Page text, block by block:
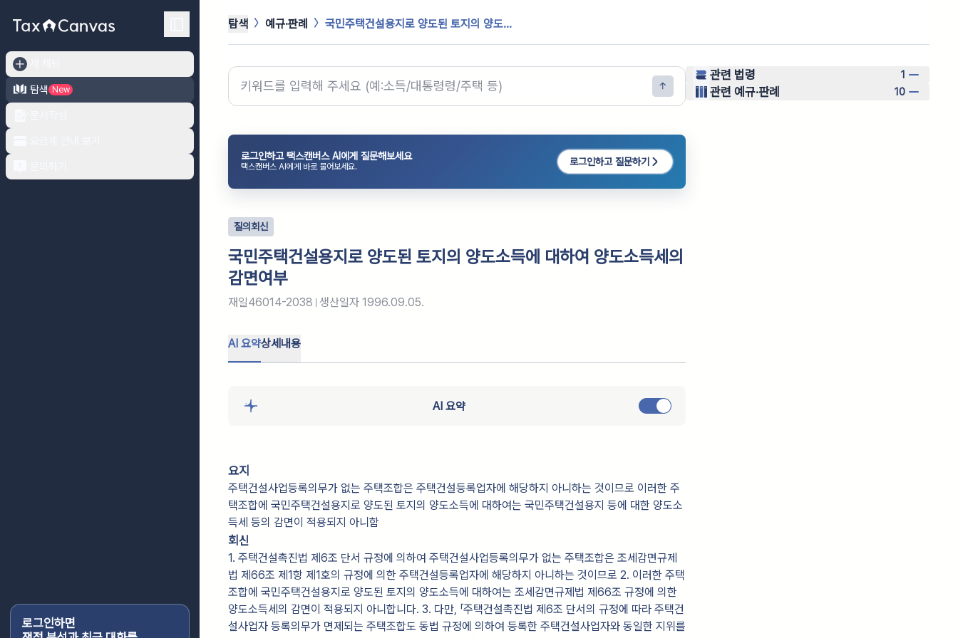
탐색
New
로그인하면
탐색 예규·판례 국민주택건설용지로 양도된 토지의 양도...
로그인하고 택스캔버스 AI에게 질문해보세요
택스캔버스 AI에게 바로 물어보세요. 로그인하고 질문하기
질의회신
국민주택건설용지로 양도된 토지의 양도소득에 대하여 양도소득세의
감면여부
재일46014-2038 생산일자 1996.09.05.
AI 요약상세내용
AI 요약
요지
주택건설사업등록의무가 없는 주택조합은 주택건설등록업자에 해당하지 아니하는 것이므로 이러한 주
택조합에 국민주택건설용지로 양도된 토지의 양도소득에 대하여는 국민주택건설용지 등에 대한 양도소
득세 등의 감면이 적용되지 아니함
회신
1. 주택건설촉진법 제6조 단서 규정에 의하여 주택건설사업등록의무가 없는 주택조합은 조세감면규제
법 제66조 제1항 제1호의 규정에 의한 주택건설등록업자에 해당하지 아니하는 것이므로 2. 이러한 주택
조합에 국민주택건설용지로 양도된 토지의 양도소득에 대하여는 조세감면규제법 제66조 규정에 의한
양도소득세의 감면이 적용되지 아니합니다. 3. 다만, 「주택건설촉진법 제6조 단서의 규정에 따라 주택건
설사업자 등록의무가 면제되는 주택조합도 동법 규정에 의하여 등록한 주택건설사업자와 동일한 지위를
관련 법령 1
관련 예규·판례 10